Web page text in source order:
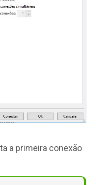
a primeira conexão